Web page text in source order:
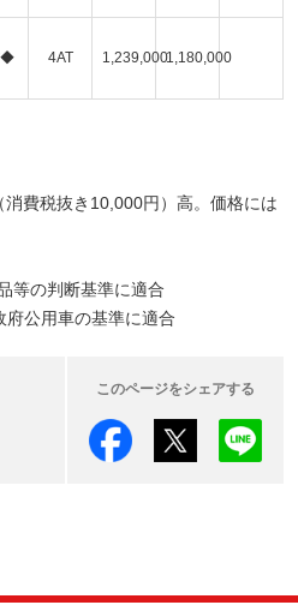
4AT 1,239,0001,180,000
消費税抜き10,000円）高。価格には
等の判断基準に適合
公用車の基準に適合
このページをシェアする